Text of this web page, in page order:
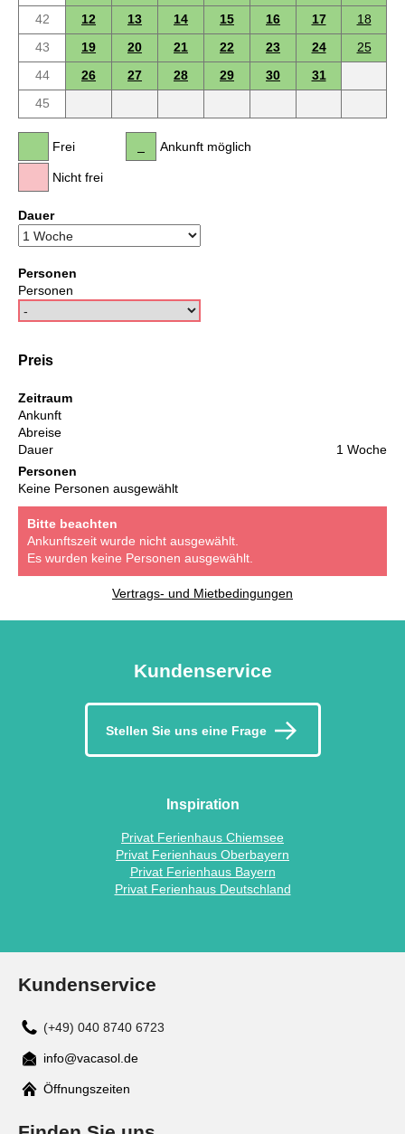
42
12 13 14 15 16 17
18
43
19 20 21 22 23 24
25
44
26 27 28 29 30
31
45
Frei
Nicht frei
Ankunft möglich
Dauer
Personen
Personen
Preis
Zeitraum
Ankunft
Abreise
Dauer
1 Woche
Personen
Keine Personen ausgewählt
Bitte beachten
Ankunftszeit wurde nicht ausgewählt.
Es wurden keine Personen ausgewählt.
Vertrags- und Mietbedingungen
Kundenservice
Stellen Sie uns eine Frage
Inspiration
Privat Ferienhaus Chiemsee
Privat Ferienhaus Oberbayern
Privat Ferienhaus Bayern
Privat Ferienhaus Deutschland
Kundenservice
(+49) 040 8740 6723
Mail
info@vacasol.de
Öffnungszeiten